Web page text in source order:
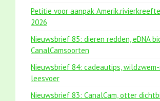
Petitie voor aanpak
2026
Nieuwsbrief 85: dieren redden, eDNA
CanalCamsoorten
Nieuwsbrief 84: cadeautips,
leesvoer
Nieuwsbrief 83: CanalCam, otter